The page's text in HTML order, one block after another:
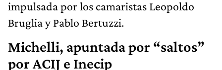
impulsada por los camaristas Leopoldo
Bruglia y Pablo Bertuzzi.
Michelli, apuntada por “saltos”
por ACIJ e Inecip